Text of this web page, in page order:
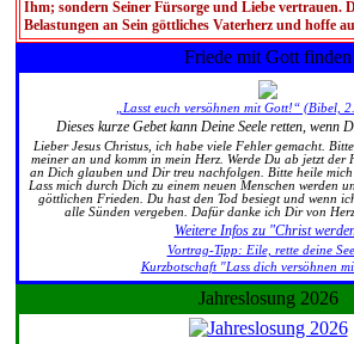
Ihm; sondern Seiner Fürsorge und Liebe vertrauen.
Belastungen an Sein göttliches Vaterherz und hoffe
Friede mit Gott finden
„Lasst euch versöhnen mit Gott!“ (Bibel,
Dieses kurze Gebet kann Deine Seele retten, wenn
Lieber Jesus Christus, ich habe viele Fehler gemacht.
meiner an und komm in mein Herz. Werde Du ab jetzt der
an Dich glauben und Dir treu nachfolgen. Bitte heile
Lass mich durch Dich zu einem neuen Menschen werden
göttlichen Frieden. Du hast den Tod besiegt und wenn
alle Sünden vergeben. Dafür danke ich Dir von
Weitere Infos zu "Christ
Vortrag-Tipp: Eile, rette deine
Kurzbotschaft "Lass dich versöhnen
Jahreslosung 2026